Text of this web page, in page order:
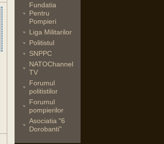
Fundatia
Pentru
Pompieri
Liga Militarilor
Politistul
SNPPC
NATOChannel
TV
Forumul
politistilor
Forumul
pompierilor
Asociatia "6
Dorobanti"